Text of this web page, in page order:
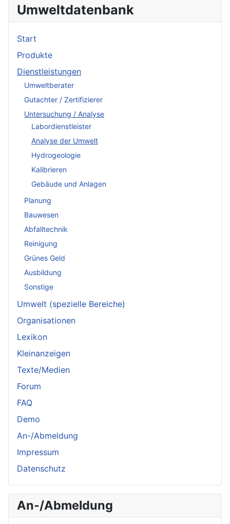
Umweltdatenbank
Start
Produkte
Dienstleistungen
Umweltberater
Gutachter / Zertifizierer
Untersuchung / Analyse
Labordienstleister
Analyse der Umwelt
Hydrogeologie
Kalibrieren
Gebäude und Anlagen
Planung
Bauwesen
Abfalltechnik
Reinigung
Grünes Geld
Ausbildung
Sonstige
Umwelt (spezielle Bereiche)
Organisationen
Lexikon
Kleinanzeigen
Texte/Medien
Forum
FAQ
Demo
An-/Abmeldung
Impressum
Datenschutz
An-/Abmeldung